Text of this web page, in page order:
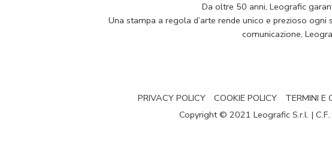
Da oltre 50 anni, Leografic
Una stampa a regola d’arte rende unico e prezioso
comunicazione,
PRIVACY POLICY COOKIE POLICY TERMINI E
Copyright © 2021 Leografic S.r.l. |